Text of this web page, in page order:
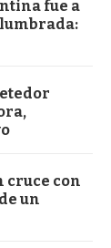
fue a
cruce con
un